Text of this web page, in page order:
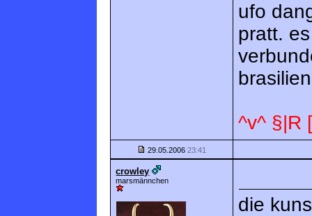
ufo
pratt.
^v^ §|R
29.05.200623:41
crowley
marsmännchen
die